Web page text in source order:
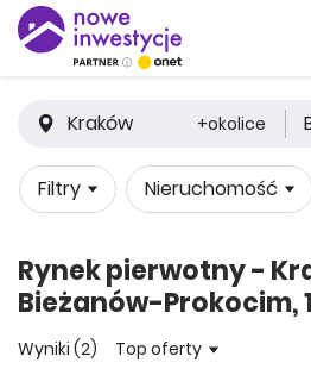
Kraków +okolice
Filtry Nieruchomość
Rynek pierwotny -
Bieżanów-Prokocim,
Wyniki (2) Top oferty